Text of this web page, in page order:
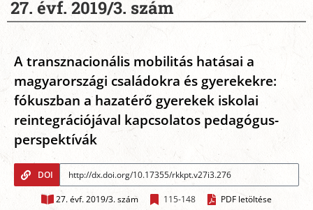
27. évf. 2019/3. szám
A transznacionális mobilitás hatásai a
magyarországi családokra és gyerekekre:
fókuszban a hazatérő gyerekek iskolai
reintegrációjával kapcsolatos pedagógus-
perspektívák
DOI
27. évf. 2019/3. szám 115-148 PDF letöltése